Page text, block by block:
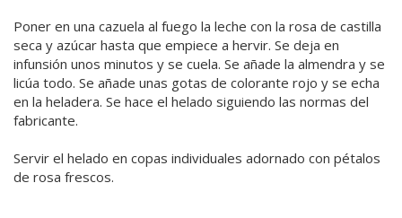
Poner en una cazuela al fuego la leche con la rosa de castilla
seca y azúcar hasta que empiece a hervir. Se deja en
infunsión unos minutos y se cuela. Se añade la almendra y se
licúa todo. Se añade unas gotas de colorante rojo y se echa
en la heladera. Se hace el helado siguiendo las normas del
fabricante.
Servir el helado en copas individuales adornado con pétalos
de rosa frescos.